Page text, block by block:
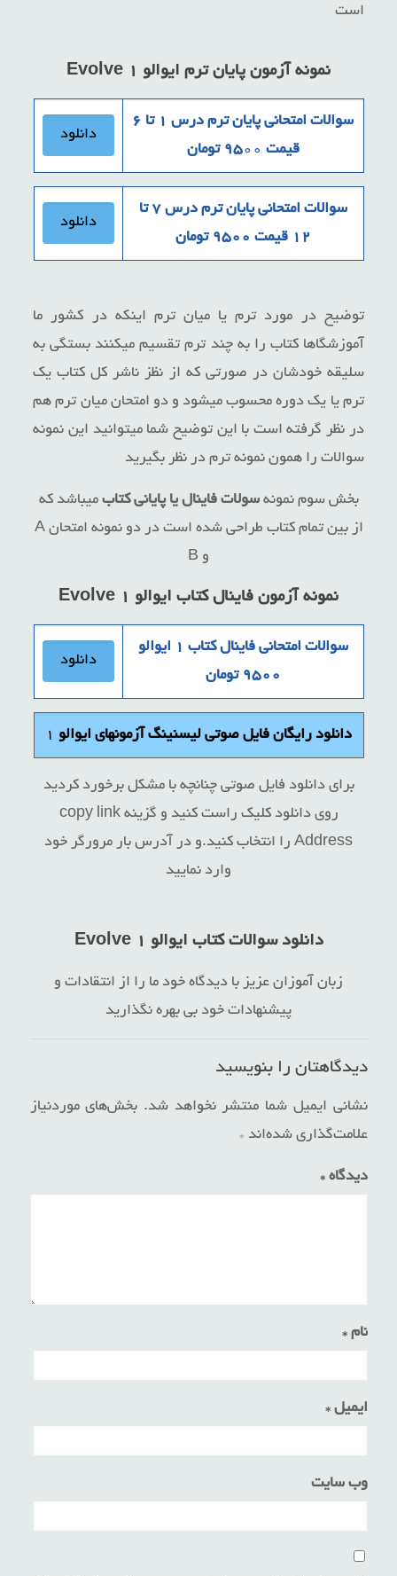
است
نمونه آزمون پایان ترم ایوالو ۱ Evolve
سوالات امتحانی پایان ترم درس ۱ تا ۶
قیمت ۹۵ ۰۰ تومان
دانلود
سوالات امتحانی پایان ترم درس ۷ تا
۱۲ قیمت ۹۵۰۰ تومان
دانلود
توضیح در مورد ترم یا میان ترم اینکه در کشور ما
آموزشگاها کتاب را به چند ترم تقسیم میکنند بستگی به
سلیقه خودشان در صورتی که از نظز ناشر کل کتاب یک
ترم یا یک دوره محسوب میشود و دو امتحان میان ترم هم
در نظر گرفته است با این توضیح شما میتوانید این نمونه
سوالات را همون نمونه ترم در نظر بگیرید
بخش سوم نمونهسولات فاینال یا پایانی کتاب میباشد که
از بین تمام کتاب طراحی شده است در دو نمونه امتحان A
و B
نمونه آزمون فاینال کتاب ایوالو ۱ Evolve
سوالات امتحانی فاینال کتاب ۱ ایوالو
۹۵۰۰ تومان
دانلود
دانلود رایگان فایل صوتی لیسنینگ آزمونهای ایوالو ۱
برای دانلود فایل صوتی چنانچه با مشکل برخورد کردید
روی دانلود کلیک راست کنید و گزینه copy link
Address را انتخاب کنید.و در آدرس بار مرورگر خود
وارد نمایید
دانلود سوالات کتاب ایوالو ۱ Evolve
زبان آموزان عزیز با دیدگاه خود ما را از انتقادات و
پیشنهادات خود بی بهره نگذارید
دیدگاهتان را بنویسید
نشانی ایمیل شما منتشر نخواهد شد. بخش‌های موردنیاز
علامت‌گذاری شده‌اند *
دیدگاه*
نام*
ایمیل*
وب‌ سایت